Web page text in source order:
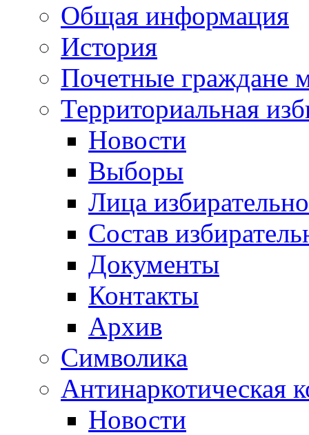
Общая информация
История
Почетные граждане
Территориальная
Новости
Выборы
Лица
Состав
Документы
Контакты
Архив
Символика
Антинаркотическая
Новости